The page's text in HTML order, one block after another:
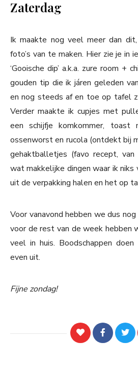
Zaterdag
Ik maakte nog veel meer dan
foto’s van te maken. Hier zie je in
‘Gooische dip’ a.k.a. zure room +
gouden tip die ik járen geleden
en nog steeds af en toe op tafel
Verder maakte ik cupjes met
een schijfje komkommer, toast
ossenworst en rucola (ontdekt bij
gehaktballetjes (favo recept, van
wat makkelijke dingen waar ik
uit de verpakking halen en het op
Voor vanavond hebben we dus
voor de rest van de week hebben
veel in huis. Boodschappen
even uit.
Fijne zondag!